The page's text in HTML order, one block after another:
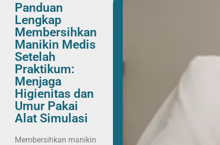
Panduan
Lengkap
Membersihkan
Manikin Medis
Setelah
Praktikum:
Menjaga
Higienitas dan
Umur Pakai
Alat Simulasi
Membersihkan manikin